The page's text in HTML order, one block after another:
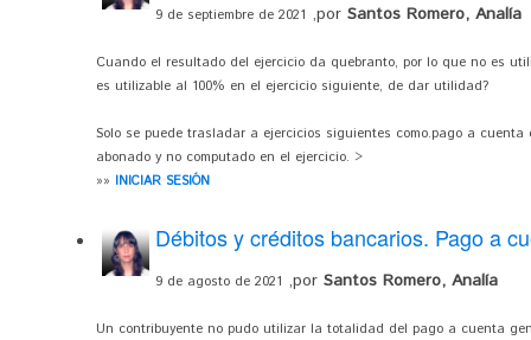
9 de septiembre de 2021 ,por Santos Romero, Analía
Cuando el resultado del ejercicio da quebranto, por lo que no es
es utilizable al 100% en el ejercicio siguiente, de dar utilidad?
Solo se puede trasladar a ejercicios siguientes como.pago a cuenta
abonado y no computado en el ejercicio. >
»» INICIAR SESIÓN
Débitos y créditos bancarios. Pago a
9 de agosto de 2021 ,por Santos Romero, Analía
Un contribuyente no pudo utilizar la totalidad del pago a cuenta